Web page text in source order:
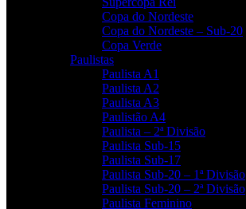
Copa do Nordeste
Copa do Nordeste – Sub-20
Copa Verde
Paulistas
Paulista A1
Paulista A2
Paulista A3
Paulistão A4
Paulista – 2ª Divisão
Paulista Sub-15
Paulista Sub-17
Paulista Sub-20 – 1ª Divisão
Paulista Sub-20 – 2ª Divisão
Paulista Feminino